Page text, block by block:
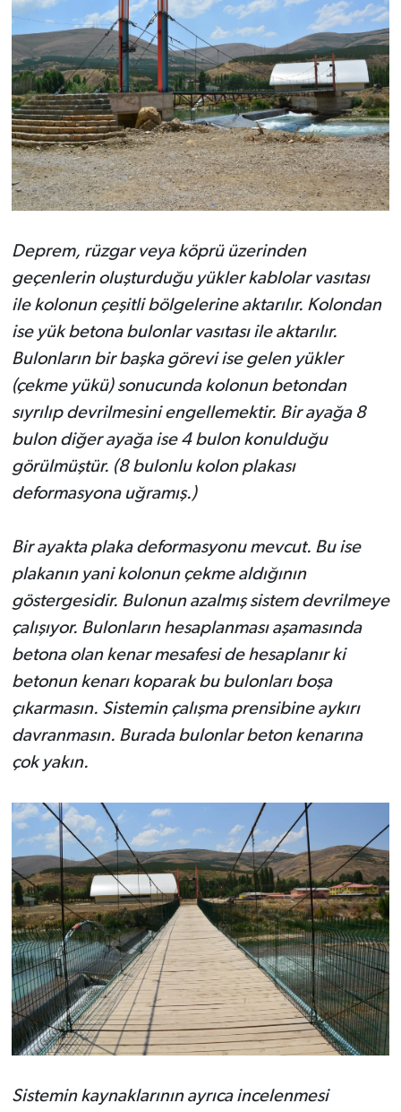
Deprem, rüzgar veya köprü üzerinden
geçenlerin oluşturduğu yükler kablolar vasıtası
ile kolonun çeşitli bölgelerine aktarılır. Kolondan
ise yük betona bulonlar vasıtası ile aktarılır.
Bulonların bir başka görevi ise gelen yükler
(çekme yükü) sonucunda kolonun betondan
sıyrılıp devrilmesini engellemektir. Bir ayağa 8
bulon diğer ayağa ise 4 bulon konulduğu
görülmüştür. (8 bulonlu kolon plakası
deformasyona uğramış.)
Bir ayakta plaka deformasyonu mevcut. Bu ise
plakanın yani kolonun çekme aldığının
göstergesidir. Bulonun azalmış sistem devrilmeye
çalışıyor. Bulonların hesaplanması aşamasında
betona olan kenar mesafesi de hesaplanır ki
betonun kenarı koparak bu bulonları boşa
çıkarmasın. Sistemin çalışma prensibine aykırı
davranmasın. Burada bulonlar beton kenarına
çok yakın.
Sistemin kaynaklarının ayrıca incelenmesi